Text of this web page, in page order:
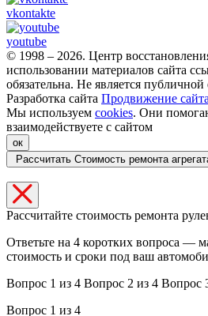
vkontakte
youtube
© 1998 – 2026. Центр
использовании материалов сайта
обязательна. Не является
Разработка сайта Продвижение
Мы используем cookies. Они
взаимодействуете с сайтом
ок
Рассчитать Стоимость ремонта
Рассчитайте стоимость ремонта
Ответьте на 4 коротких вопроса —
стоимость и сроки под ваш
Вопрос 1 из 4 Вопрос 2 из 4 Вопрос
Вопрос 1 из 4